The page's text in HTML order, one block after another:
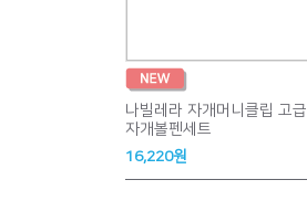
나빌레라 자개머니클립 고급
자개볼펜세트
16,220원